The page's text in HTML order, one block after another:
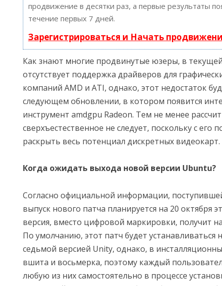
продвижение в десятки раз, а первые результаты
течение первых 7 дней.
Зарегистрироваться и Начать
Как знают многие продвинутые юзеры, в
отсутствует поддержка драйверов для
компаний AMD и ATI, однако, этот недостаток
следующем обновлении, в котором появится
инструмент amdgpu Radeon. Тем не менее
сверхъестественное не следует, поскольку с
раскрыть весь потенциал дискретных видеокарт.
Когда ожидать выхода новой версии Ubuntu?
Согласно официальной информации,
выпуск нового патча планируется на 20 октября
версия, вместо цифровой маркировки, получит
По умолчанию, этот патч будет устанавливаться
седьмой версией Unity, однако, в
вшита и восьмерка, поэтому каждый
любую из них самостоятельно в процессе